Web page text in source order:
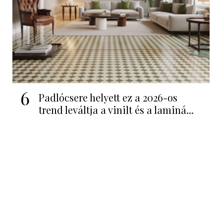
6
Padlócsere helyett ez a 2026-os
trend leváltja a vinilt és a laminá...